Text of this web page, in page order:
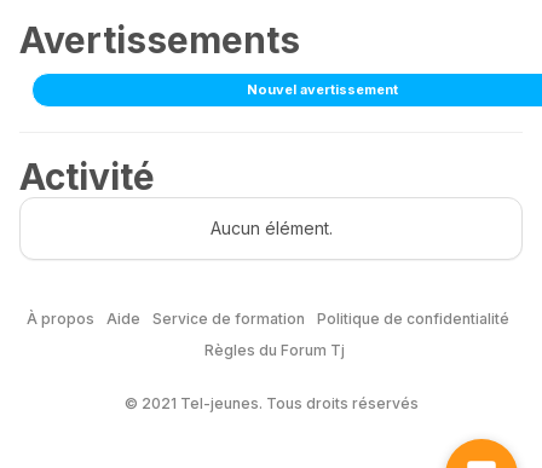
Avertissements
Nouvel avertissement
Activité
Aucun élément.
À propos Aide Service de formation
Politique de confidentialité
Règles du Forum Tj
© 2021 Tel-jeunes. Tous droits réservés